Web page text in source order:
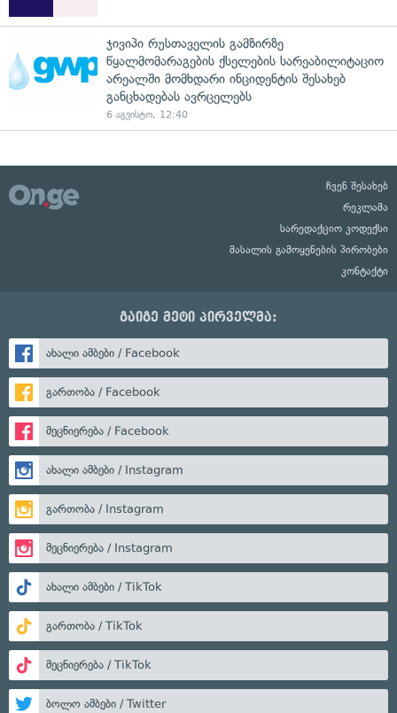
ჯივიპი რუსთაველის გამზირზე
წყალმომარაგების ქსელების სარეაბილიტაციო
არეალში მომხდარი ინციდენტის შესახებ
განცხადებას ავრცელებს
6 აგვისტო, 12:40
ჩვენ შესახებ
რეკლამა
სარედაქციო კოდექსი
მასალის გამოყენების პირობები
კონტაქტი
გაიგე მეტი პირველმა:
ახალი ამბები / Facebook
გართობა / Facebook
მეცნიერება / Facebook
ახალი ამბები / Instagram
გართობა / Instagram
მეცნიერება / Instagram
ახალი ამბები / TikTok
გართობა / TikTok
მეცნიერება / TikTok
ბოლო ამბები / Twitter